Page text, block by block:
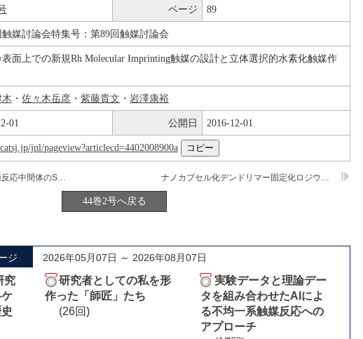
ページ 89
触媒討論会特集号：第89回触媒討論会
表面上での新規Rh Molecular Imprinting触媒の設計と立体選択的水素化触媒作
・ 佐々木岳彦 ・ 紫藤貴文 ・ 岩澤康裕
01 公開日 2016-12-01
jnl/pageview?articlecd=4402008900a
ナノカプセル化デンドリマー固定化ロジウムクラスター触媒の開発
気相分子存在下における表面反応中間体のSTM観察:TiO (110)上の化学吸着ギ酸-酢酸交換反応
44巻2号へ戻る
ジ 2026年05月07日 ～ 2026年08月07日
究
研究者としての私を形
作った「師匠」たち
(26回)
実験データと理論デー
タを組み合わせたAIによ
る不均一系触媒反応への
アプローチ